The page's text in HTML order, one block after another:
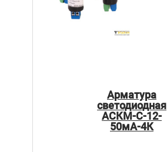
Арматура
светодиодная
АСКМ-С-12-
50мА-4К